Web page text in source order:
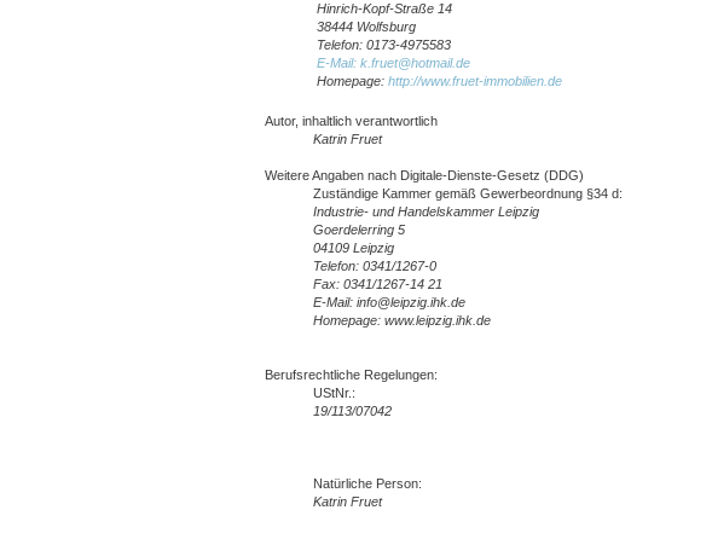
Hinrich-Kopf-Straße 14
38444 Wolfsburg
Telefon: 0173-4975583
E-Mail: k.fruet@hotmail.de
Homepage: http://www.fruet-immobilien.de
Autor, inhaltlich verantwortlich
Katrin Fruet
Weitere Angaben nach Digitale-Dienste-Gesetz (DDG)
Zuständige Kammer gemäß Gewerbeordnung §34 d:
Industrie- und Handelskammer Leipzig
Goerdelerring 5
04109 Leipzig
Telefon: 0341/1267-0
Fax: 0341/1267-14 21
E-Mail: info@leipzig.ihk.de
Homepage: www.leipzig.ihk.de
Berufsrechtliche Regelungen:
UStNr.:
19/113/07042
Natürliche Person:
Katrin Fruet